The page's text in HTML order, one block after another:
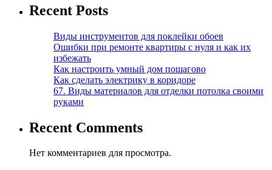
Recent Posts
Виды инструментов для поклейки обоев
Ошибки при ремонте квартиры с нуля и как их
избежать
Как настроить умный дом пошагово
Как сделать электрику в коридоре
67. Виды материалов для отделки потолка своими
руками
Recent Comments
Нет комментариев для просмотра.